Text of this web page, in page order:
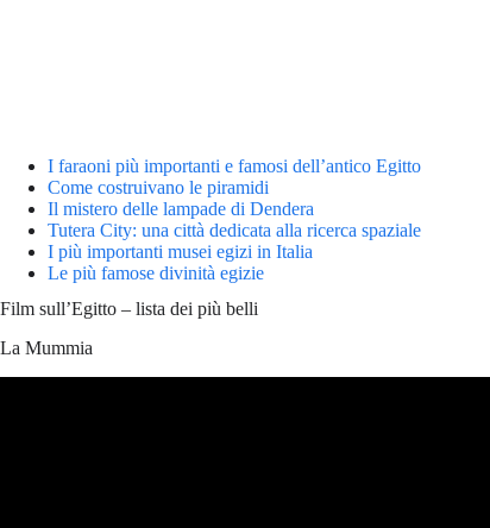
I faraoni più importanti e famosi dell’antico Egitto
Come costruivano le piramidi
Il mistero delle lampade di Dendera
Tutera City: una città dedicata alla ricerca spaziale
I più importanti musei egizi in Italia
Le più famose divinità egizie
Film sull’Egitto – lista dei più belli
La Mummia